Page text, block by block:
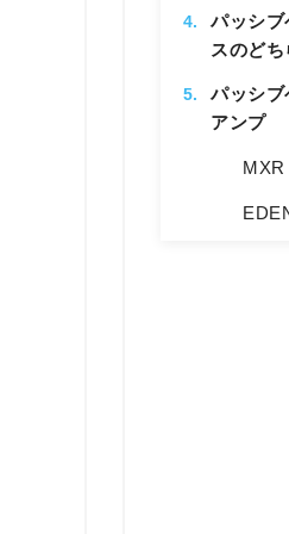
パッシ
スのど
パッシブ
アンプ